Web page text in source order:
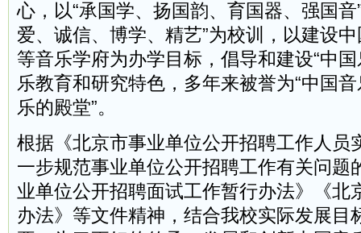
心，以“承国学、扬国韵、育国器、强国音
爱、诚信、博学、精艺”为校训，以建设
等音乐学府为办学目标，倡导和建设“中
乐教育和研究特色，多年来被誉为“中国音
乐的殿堂”。
根据《北京市事业单位公开招聘工作人员
一步规范事业单位公开招聘工作有关问题
业单位公开招聘面试工作暂行办法》《北
办法》等文件精神，结合我校实际发展目